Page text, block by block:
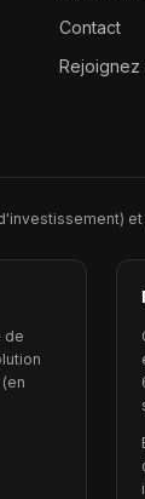
Contact
de